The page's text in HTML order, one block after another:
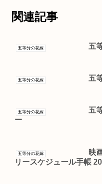
関連記事
五等分の花嫁 五
五等分の花嫁 五
五等分の花嫁
五
ー
五等分の花嫁
映
リースケジュール手帳